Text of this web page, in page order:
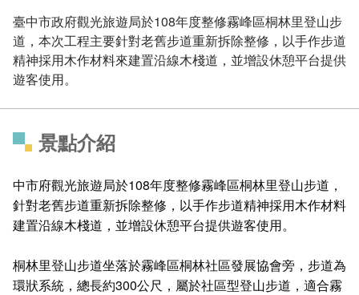
臺中市政府觀光旅遊局於108年度整修霧峰區桐林里登山步
道，本次工程主要針對老舊步道重新拆除整修，以手作步道
精神採用木作材料來建置沿線木棧道，並增設休憩平台提供
遊客使用。
景點介紹
中市府觀光旅遊局於108年度整修霧峰區桐林里登山步道，
針對老舊步道重新拆除整修，以手作步道精神採用木作材料
建置沿線木棧道，並增設休憩平台提供遊客使用。
桐林里登山步道坐落於霧峰區桐林社區發展協會旁，步道為
環狀系統，總長約300公尺，屬於社區型登山步道，適合霧